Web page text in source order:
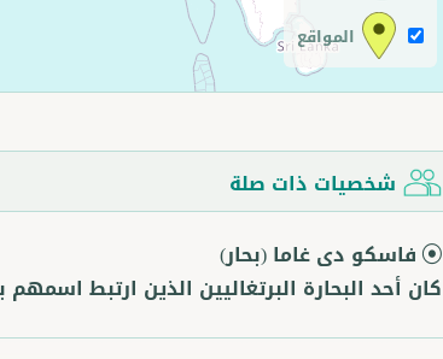
المواقع
شخصيات ذات صلة
فاسكو دى غاما(بحار)
كان أحد البحارة البرتغاليين الذين ارتبط